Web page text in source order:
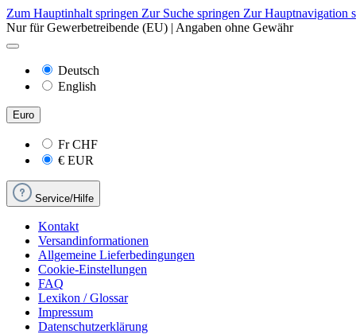
Zum Hauptinhalt springen Zur Suche springen Zur Hauptnavigation
Nur für Gewerbetreibende (EU) | Angaben ohne Gewähr
Deutsch
English
Euro
FrCHF
€ EUR
Service/Hilfe
Kontakt
Versandinformationen
Allgemeine Lieferbedingungen
Cookie-Einstellungen
FAQ
Lexikon / Glossar
Impressum
Datenschutzerklärung